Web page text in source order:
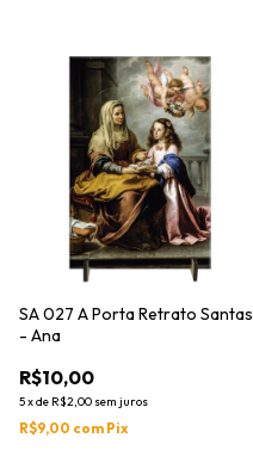
SA 027 A Porta Retrato Santas
- Ana
R$10,00
5xde R$2,00 sem juros
R$9,00 com Pix